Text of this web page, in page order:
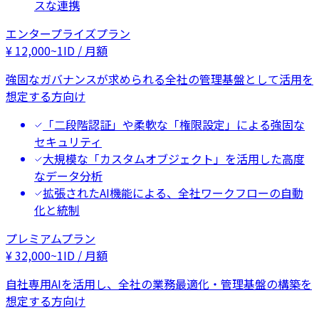
スな連携
エンタープライズプラン
¥ 12,000~1ID / 月額
強固なガバナンスが求められる全社の管理基盤として活用を
想定する方向け
「二段階認証」や柔軟な「権限設定」による強固な
セキュリティ
大規模な「カスタムオブジェクト」を活用した高度
なデータ分析
拡張されたAI機能による、全社ワークフローの自動
化と統制
プレミアムプラン
¥32,000~1ID / 月額
自社専用AIを活用し、全社の業務最適化・管理基盤の構築を
想定する方向け